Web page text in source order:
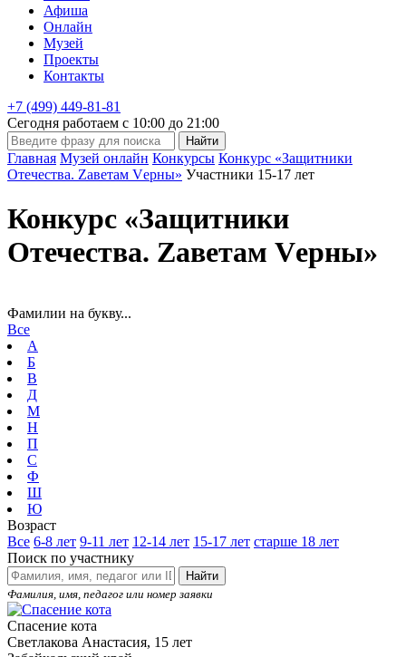
Афиша
Онлайн
Музей
Проекты
Контакты
+7 (499) 449-81-81
Сегодня работаем с 10:00 до 21:00
Главная Музей онлайн Конкурсы Конкурс «Защитники
Отечества. Zаветам Vерны» Участники 15-17 лет
Конкурс «Защитники
Отечества. Zаветам Vерны»
Фамилии на букву...
Все
А
Б
В
Д
М
Н
П
С
Ф
Ш
Ю
Возраст
Все 6-8 лет 9-11 лет 12-14 лет 15-17 лет старше 18 лет
Поиск по участнику
Найти
Фамилия, имя, педагог или номер заявки
Спасение кота
Светлакова Анастасия, 15 лет